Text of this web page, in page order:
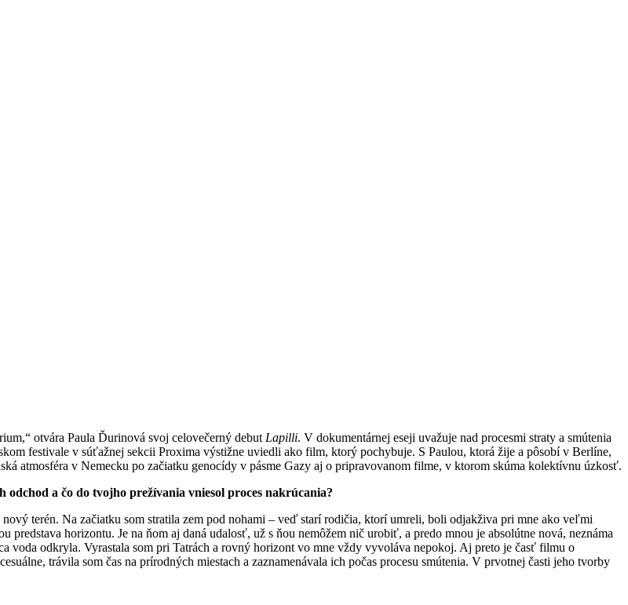
otvára Paula Ďurinová svoj celovečerný debut Lapilli. V dokumentárnej eseji uvažuje nad procesmi straty a smútenia
festivale v súťažnej sekcii Proxima výstižne uviedli ako film, ktorý pochybuje. S Paulou, ktorá žije a pôsobí v Berlíne,
atmosféra v Nemecku po začiatku genocídy v pásme Gazy aj o pripravovanom filme, v ktorom skúma kolektívnu úzkosť.
a čo do tvojho prežívania vniesol proces nakrúcania?
terén. Na začiatku som stratila zem pod nohami – veď starí rodičia, ktorí umreli, boli odjakživa pri mne ako veľmi
horizontu. Je na ňom aj daná udalosť, už s ňou nemôžem nič urobiť, a predo mnou je absolútne nová, neznáma
voda odkryla. Vyrastala som pri Tatrách a rovný horizont vo mne vždy vyvoláva nepokoj. Aj preto je časť filmu o
trávila som čas na prírodných miestach a zaznamenávala ich počas procesu smútenia. V prvotnej časti jeho tvorby